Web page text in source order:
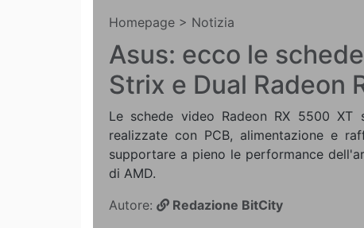
Homepage > Notizia
Asus: ecco le
Strix e Dual Radeon
Le schede video Radeon RX 5500 XT
realizzate con PCB, alimentazione e
supportare a pieno le performance
di AMD.
Autore:
Redazione BitCity